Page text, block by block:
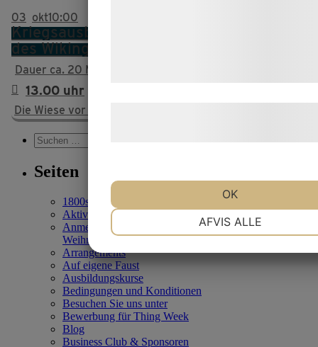
03 okt10:00
Kriegsausbildung – wurde Teil der Hird
des Wikingerkönigs
Dauer ca. 20 Min.
13.00 uhr
Die Wiese vor der Königshalle bei Nr. 5
Suchen
nach:
Seiten
1800s
Aktivitäten für Kinder
Anmeldung von Freiwilligen für die
Weihnachtswochenenden im Lejre Land der Legenden
Arrangements
Auf eigene Faust
Ausbildungskurse
Bedingungen und Konditionen
Besuchen Sie uns unter
Bewerbung für Thing Week
Blog
Business Club & Sponsoren
AFVIS ALLE
OK